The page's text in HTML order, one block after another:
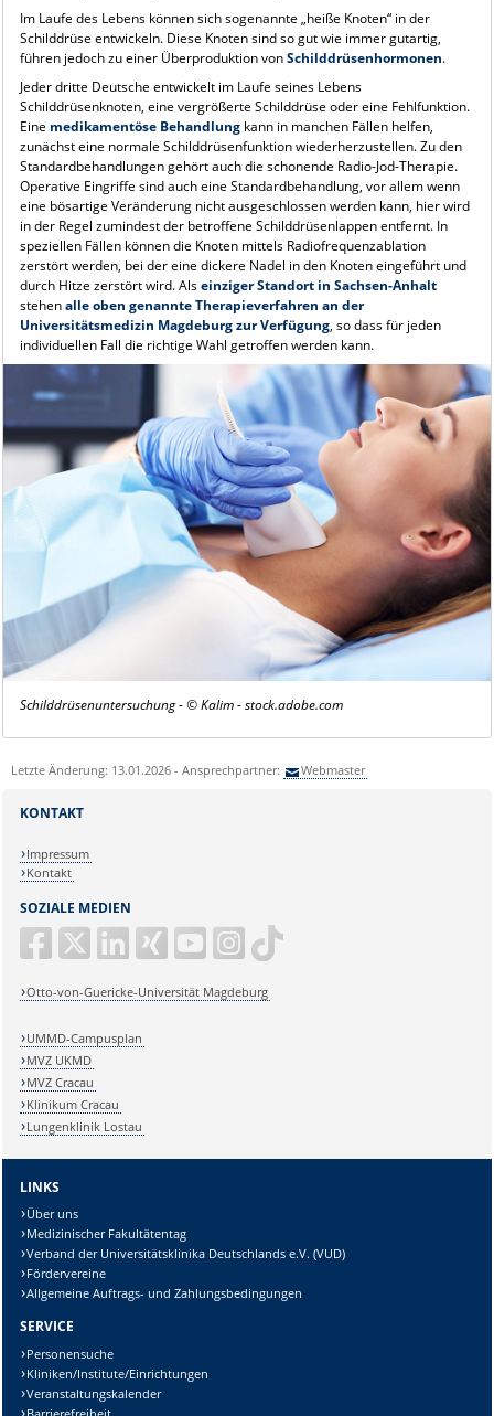
Im Laufe des Lebens können sich sogenannte „heiße Knoten“ in der
Schilddrüse entwickeln. Diese Knoten sind so gut wie immer gutartig,
führen jedoch zu einer Überproduktion vonSchilddrüsenhormonen.
Jeder dritte Deutsche entwickelt im Laufe seines Lebens
Schilddrüsenknoten, eine vergrößerte Schilddrüse oder eine Fehlfunktion.
Eine medikamentöse Behandlungkann in manchen Fällen helfen,
zunächst eine normale Schilddrüsenfunktion wiederherzustellen. Zu den
Standardbehandlungen gehört auch die schonende Radio-Jod-Therapie.
Operative Eingriffe sind auch eine Standardbehandlung, vor allem wenn
eine bösartige Veränderung nicht ausgeschlossen werden kann, hier wird
in der Regel zumindest der betroffene Schilddrüsenlappen entfernt. In
speziellen Fällen können die Knoten mittels Radiofrequenzablation
zerstört werden, bei der eine dickere Nadel in den Knoten eingeführt und
durch Hitze zerstört wird. Alseinziger Standort in Sachsen-Anhalt
stehenalle oben genannte Therapieverfahren an der
Universitätsmedizin Magdeburg zur Verfügung, so dass für jeden
individuellen Fall die richtige Wahl getroffen werden kann.
Schilddrüsenuntersuchung - © Kalim - stock.adobe.com
Letzte Änderung: 13.01.2026 - Ansprechpartner: Webmaster
SOZIALE MEDIEN
Otto-von-Guericke-Universität Magdeburg
KONTAKT
Impressum
Kontakt
UMMD-Campusplan
MVZ UKMD
MVZ Cracau
Klinikum Cracau
Lungenklinik Lostau
LINKS
Über uns
Medizinischer Fakultätentag
Verband der Universitätsklinika Deutschlands e.V. (VUD)
Fördervereine
Allgemeine Auftrags- und Zahlungsbedingungen
SERVICE
Personensuche
Kliniken/Institute/Einrichtungen
Veranstaltungskalender